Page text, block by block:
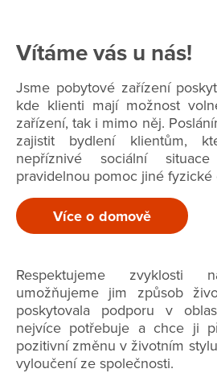
Vítáme vás u nás!
Jsme pobytové zařízení
kde klienti mají možnost
zařízení, tak i mimo něj.
zajistit bydlení klientům,
nepříznivé sociální
pravidelnou pomoc jiné fyzické
Více o domově
Respektujeme zvyklosti
umožňujeme jim způsob
poskytovala podporu v
nejvíce potřebuje a chce ji
pozitivní změnu v životním
vyloučení ze společnosti.